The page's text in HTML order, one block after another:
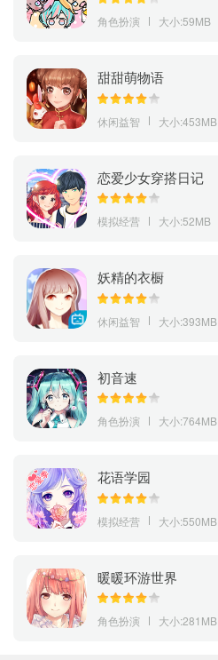
角色扮演 大小:59MB
甜甜萌物语
休闲益智 大小:453MB
恋爱少女穿搭日记
模拟经营 大小:52MB
妖精的衣橱
休闲益智 大小:393MB
初音速
角色扮演 大小:764MB
花语学园
模拟经营 大小:550MB
暖暖环游世界
角色扮演 大小:281MB